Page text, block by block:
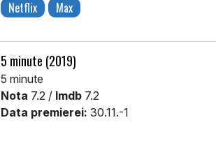
Netflix Max
5 minute (2019)
5 minute
Nota 7.2 / Imdb 7.2
Data premierei: 30.11.-1